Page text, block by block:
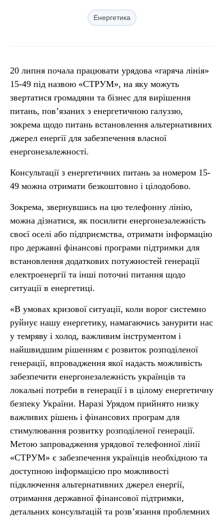
Енергетика
20 липня почала працювати урядова «гаряча лінія»
15-49 під назвою «СТРУМ», на яку можуть
звертатися громадяни та бізнес для вирішення
питань, пов’язаних з енергетичною галуззю,
зокрема щодо питань встановлення альтернативних
джерел енергії для забезпечення власної
енергонезалежності.
Консультації з енергетичних питань за номером 15-
49 можна отримати безкоштовно і цілодобово.
Зокрема, звернувшись на цю телефонну лінію,
можна дізнатися, як посилити енергонезалежність
своєї оселі або підприємства, отримати інформацію
про державні фінансові програми підтримки для
встановлення додаткових потужностей генерації
електроенергії та інші поточні питання щодо
ситуації в енергетиці.
«В умовах кризової ситуації, коли ворог системно
руйнує нашу енергетику, намагаючись занурити нас
у темряву і холод, важливим інструментом і
найшвидшим рішенням є розвиток розподіленої
генерації, впровадження якої надасть можливість
забезпечити енергонезалежність українців та
локальні потреби в генерації і в цілому енергетичну
безпеку України. Наразі Урядом прийнято низку
важливих рішень і фінансових програм для
стимулювання розвитку розподіленої генерації.
Метою запровадження урядової телефонної лінії
«СТРУМ» є забезпечення українців необхідною та
доступною інформацією про можливості
підключення альтернативних джерел енергії,
отримання державної фінансової підтримки,
детальних консультацій та розв’язання проблемних